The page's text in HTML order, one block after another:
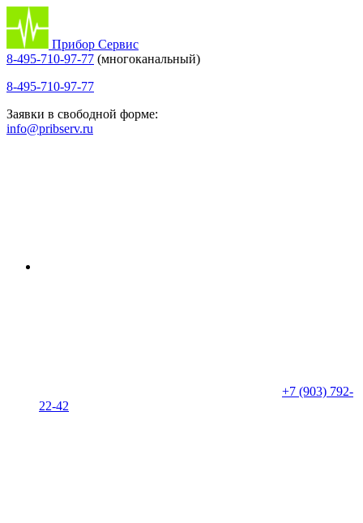
Прибор Сервис
8-495-710-97-77 (многоканальный)
8-495-710-97-77
Заявки в свободной форме:
info@pribserv.ru
+7 (903) 792-
22-42